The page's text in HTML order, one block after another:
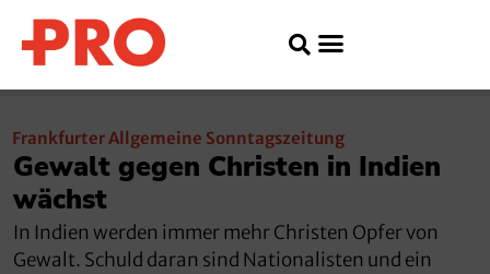
Frankfurter Allgemeine Sonntagszeitung
Gewalt gegen Christen in Indien
wächst
In Indien werden immer mehr Christen Opfer von
Gewalt. Schuld daran sind Nationalisten und ein